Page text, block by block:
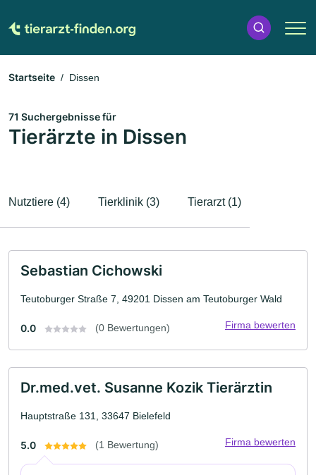
Startseite Dissen
71 Suchergebnisse für
Tierärzte in Dissen
Nutztiere (4) Tierklinik (3) Tierarzt (1)
Sebastian Cichowski
Teutoburger Straße 7, 49201 Dissen am Teutoburger Wald
0.0 (0 Bewertungen) Firma bewerten
Dr.med.vet. Susanne Kozik Tierärztin
Hauptstraße 131, 33647 Bielefeld
5.0 (1 Bewertung) Firma bewerten